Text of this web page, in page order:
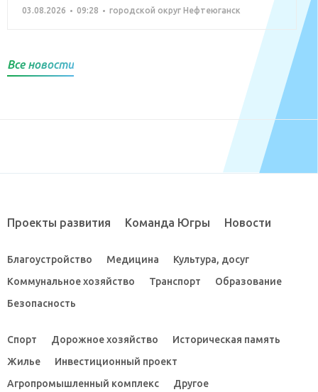
03.08.2026 09:28 городской округ Нефтеюганск
Все новости
Проекты развития Команда Югры Новости
Благоустройство Медицина
Культура, досуг
Коммунальное хозяйство
Транспорт
Образование
Безопасность
Спорт Дорожное хозяйство
Историческая память
Жилье
Инвестиционный проект
Агропромышленный комплекс
Другое